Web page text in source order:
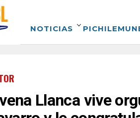
NOTICIAS
Llanca vive